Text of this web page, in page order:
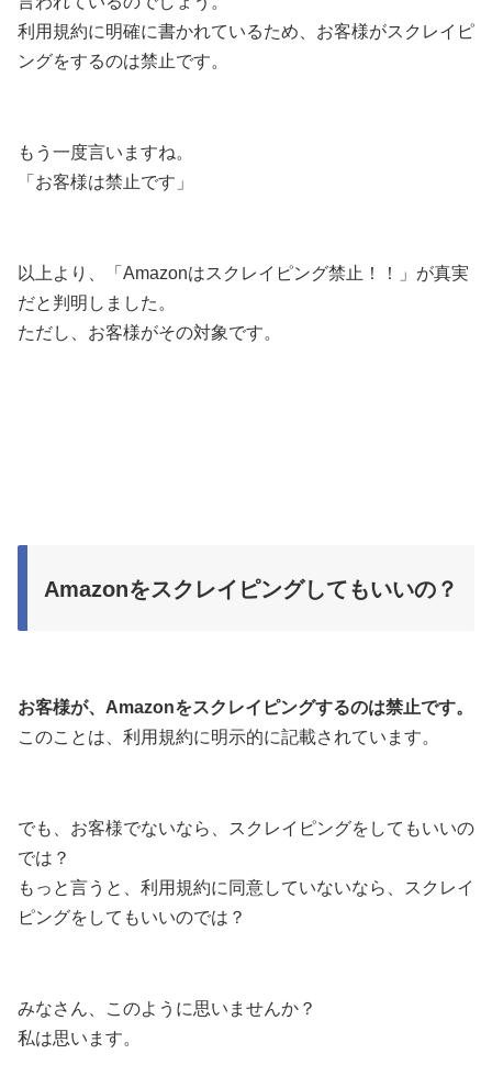
利用規約に明確に書かれているため、お客様がスクレイピ
ングをするのは禁止です。
もう一度言いますね。
「お客様は禁止です」
以上より、「Amazonはスクレイピング禁止！！」が真実
だと判明しました。
ただし、お客様がその対象です。
Amazonをスクレイピングしてもいいの？
お客様が、Amazonをスクレイピングするのは禁止です。
このことは、利用規約に明示的に記載されています。
でも、お客様でないなら、スクレイピングをしてもいいの
では？
もっと言うと、利用規約に同意していないなら、スクレイ
ピングをしてもいいのでは？
みなさん、このように思いませんか？
私は思います。